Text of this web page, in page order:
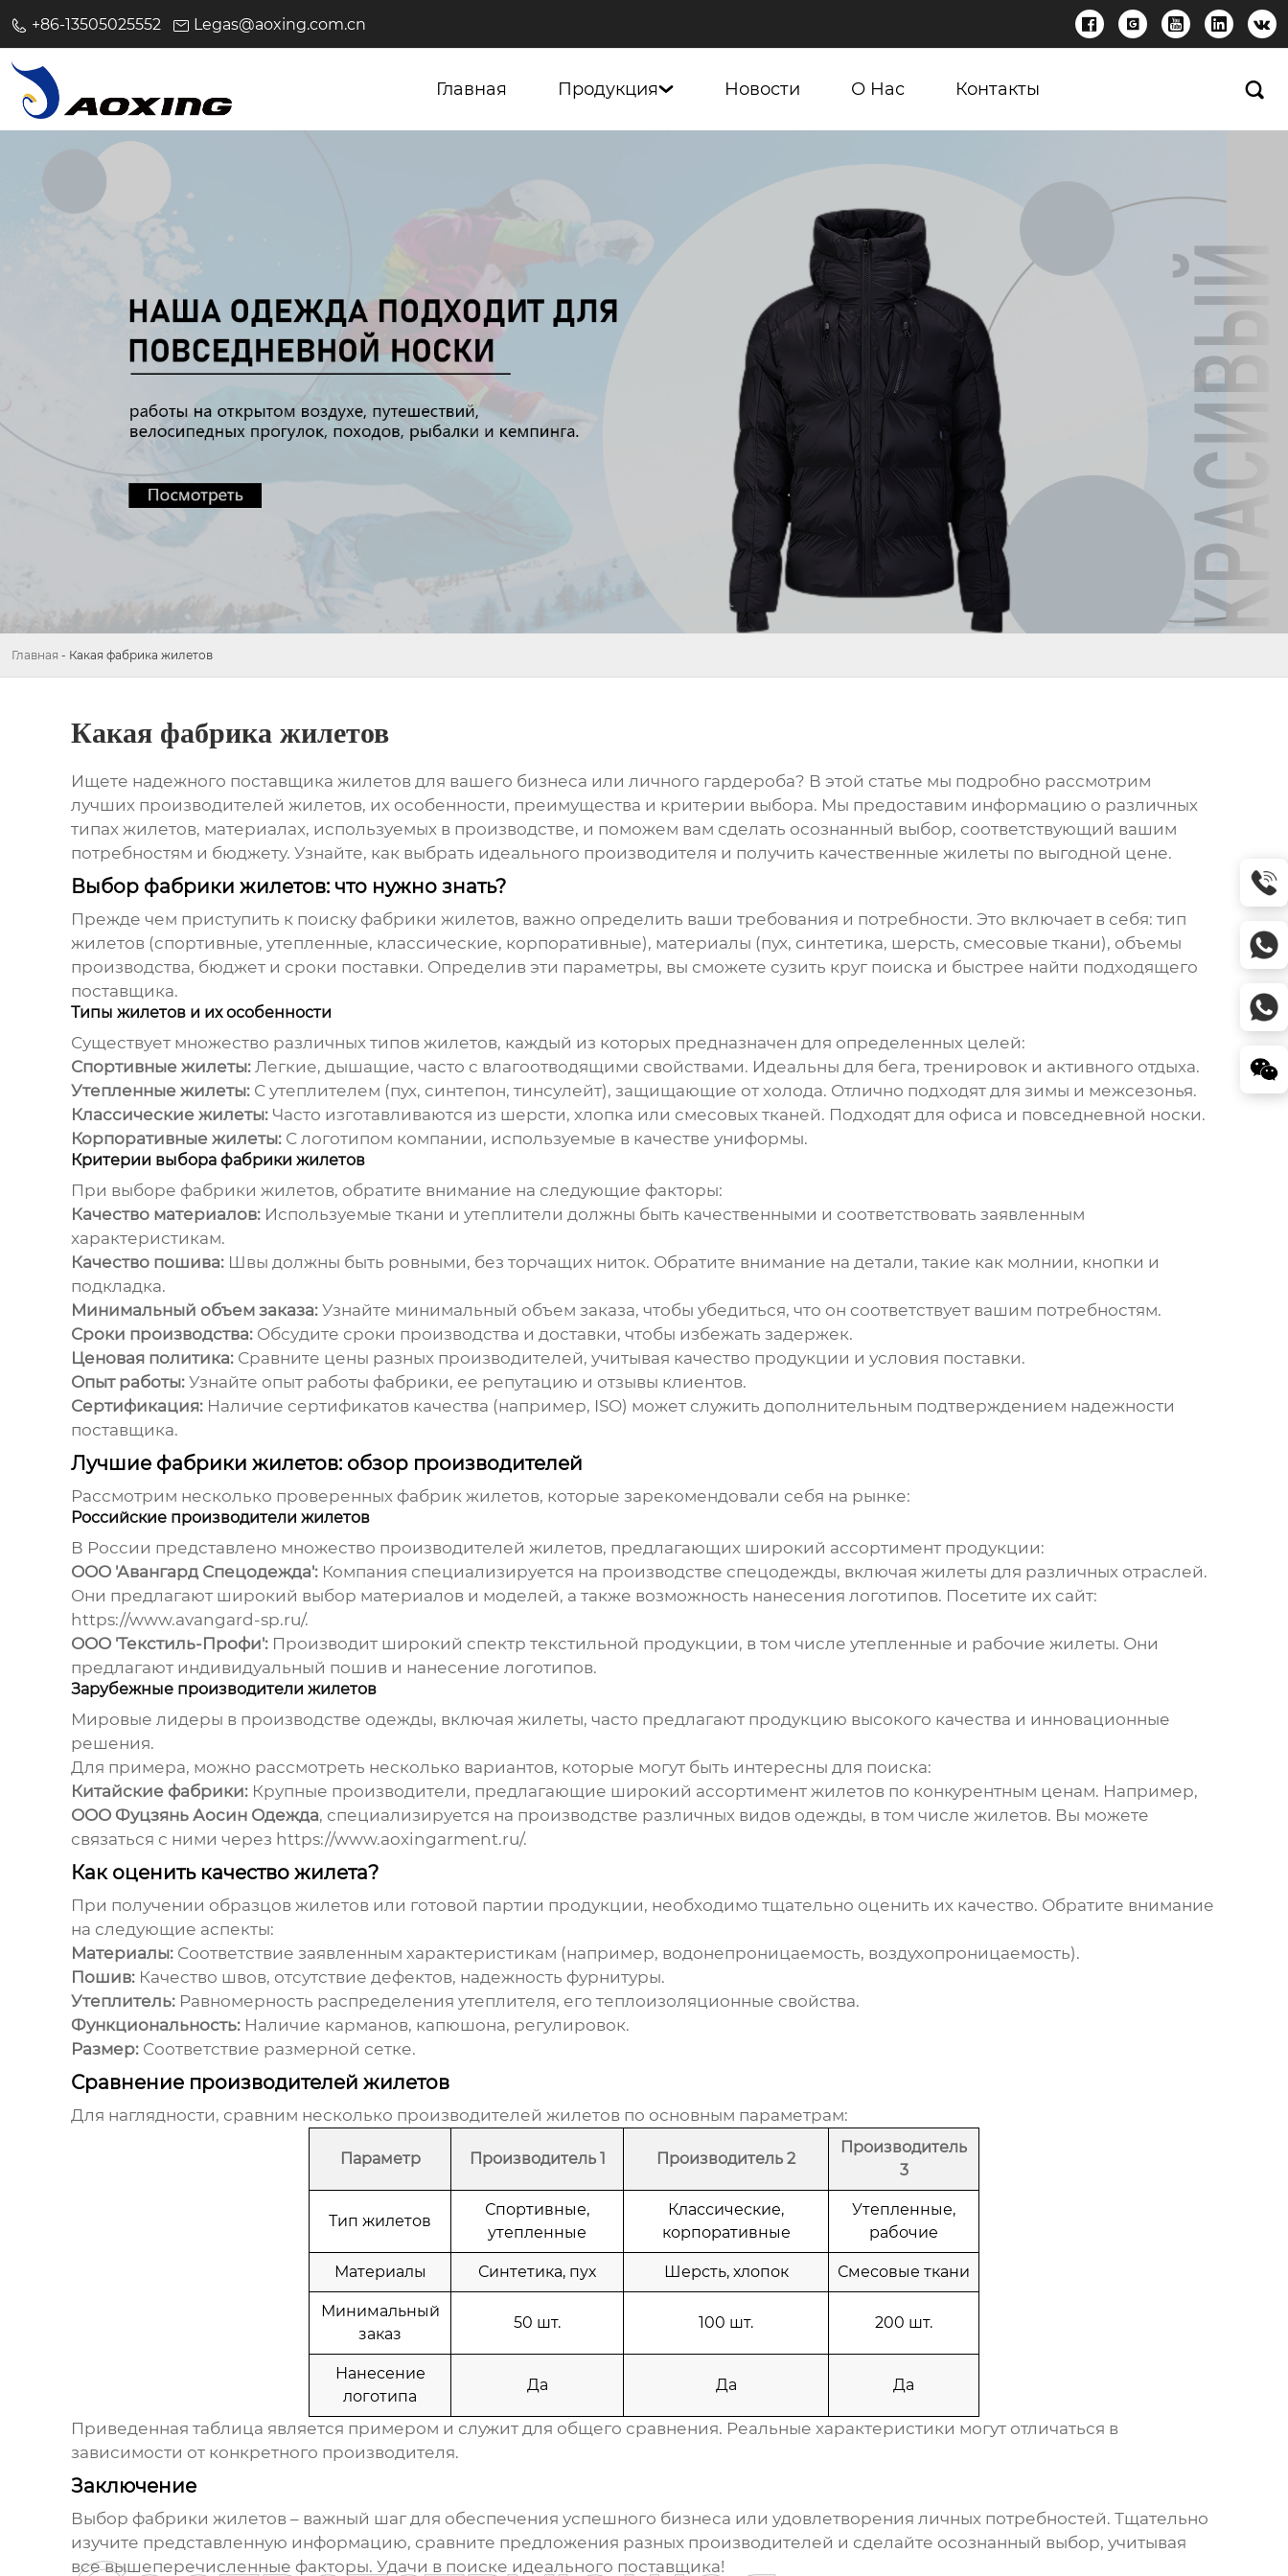
+86-13505025552 Legas@aoxing.com.cn     
Главная Продукция Новости О Нас Контакты 
Главная - Какая фабрика жилетов
Какая фабрика жилетов
Ищете надежного поставщика жилетов для вашего бизнеса или личного гардероба? В этой статье мы подробно рассмотрим
лучших производителей жилетов, их особенности, преимущества и критерии выбора. Мы предоставим информацию о различных
типах жилетов, материалах, используемых в производстве, и поможем вам сделать осознанный выбор, соответствующий вашим
потребностям и бюджету. Узнайте, как выбрать идеального производителя и получить качественные жилеты по выгодной цене.
Выбор фабрики жилетов: что нужно знать?
Прежде чем приступить к поиску фабрики жилетов, важно определить ваши требования и потребности. Это включает в себя: тип
жилетов (спортивные, утепленные, классические, корпоративные), материалы (пух, синтетика, шерсть, смесовые ткани), объемы
производства, бюджет и сроки поставки. Определив эти параметры, вы сможете сузить круг поиска и быстрее найти подходящего
поставщика.
Типы жилетов и их особенности
Существует множество различных типов жилетов, каждый из которых предназначен для определенных целей:
Спортивные жилеты:Легкие, дышащие, часто с влагоотводящими свойствами. Идеальны для бега, тренировок и активного отдыха.
Утепленные жилеты:С утеплителем (пух, синтепон, тинсулейт), защищающие от холода. Отлично подходят для зимы и межсезонья.
Классические жилеты:Часто изготавливаются из шерсти, хлопка или смесовых тканей. Подходят для офиса и повседневной носки.
Корпоративные жилеты:С логотипом компании, используемые в качестве униформы.
Критерии выбора фабрики жилетов
При выборе фабрики жилетов, обратите внимание на следующие факторы:
Качество материалов:Используемые ткани и утеплители должны быть качественными и соответствовать заявленным
характеристикам.
Качество пошива:Швы должны быть ровными, без торчащих ниток. Обратите внимание на детали, такие как молнии, кнопки и
подкладка.
Минимальный объем заказа:Узнайте минимальный объем заказа, чтобы убедиться, что он соответствует вашим потребностям.
Сроки производства:Обсудите сроки производства и доставки, чтобы избежать задержек.
Ценовая политика:Сравните цены разных производителей, учитывая качество продукции и условия поставки.
Опыт работы:Узнайте опыт работы фабрики, ее репутацию и отзывы клиентов.
Сертификация:Наличие сертификатов качества (например, ISO) может служить дополнительным подтверждением надежности
поставщика.
Лучшие фабрики жилетов: обзор производителей
Рассмотрим несколько проверенных фабрик жилетов, которые зарекомендовали себя на рынке:
Российские производители жилетов
В России представлено множество производителей жилетов, предлагающих широкий ассортимент продукции:
ООО 'Авангард Спецодежда':Компания специализируется на производстве спецодежды, включая жилеты для различных отраслей.
Они предлагают широкий выбор материалов и моделей, а также возможность нанесения логотипов. Посетите их сайт:
https://www.avangard-sp.ru/.
ООО 'Текстиль-Профи':Производит широкий спектр текстильной продукции, в том числе утепленные и рабочие жилеты. Они
предлагают индивидуальный пошив и нанесение логотипов.
Зарубежные производители жилетов
Мировые лидеры в производстве одежды, включая жилеты, часто предлагают продукцию высокого качества и инновационные
решения.
Для примера, можно рассмотреть несколько вариантов, которые могут быть интересны для поиска:
Китайские фабрики:Крупные производители, предлагающие широкий ассортимент жилетовпо конкурентным ценам. Например,
ООО Фуцзянь Аосин Одежда, специализируется на производстве различных видов одежды, в том числе жилетов. Вы можете
связаться с ними через https://www.aoxingarment.ru/.
Как оценить качество жилета?
При получении образцов жилетовили готовой партии продукции, необходимо тщательно оценить их качество. Обратите внимание
на следующие аспекты:
Материалы:Соответствие заявленным характеристикам (например, водонепроницаемость, воздухопроницаемость).
Пошив:Качество швов, отсутствие дефектов, надежность фурнитуры.
Утеплитель:Равномерность распределения утеплителя, его теплоизоляционные свойства.
Функциональность:Наличие карманов, капюшона, регулировок.
Размер:Соответствие размерной сетке.
Сравнение производителей жилетов
Для наглядности, сравним несколько производителей жилетовпо основным параметрам:
Параметр Производитель 1 Производитель 2
Производитель
3
Тип жилетов
Спортивные,
утепленные
Классические,
корпоративные
Утепленные,
рабочие
Материалы Синтетика, пух Шерсть, хлопок Смесовые ткани
Минимальный
заказ
50 шт. 100 шт. 200 шт.
Нанесение
логотипа
Да Да Да
Приведенная таблица является примером и служит для общего сравнения. Реальные характеристики могут отличаться в
зависимости от конкретного производителя.
Заключение
Выбор фабрики жилетов– важный шаг для обеспечения успешного бизнеса или удовлетворения личных потребностей. Тщательно
изучите представленную информацию, сравните предложения разных производителей и сделайте осознанный выбор, учитывая
все вышеперечисленные факторы. Удачи в поиске идеального поставщика!